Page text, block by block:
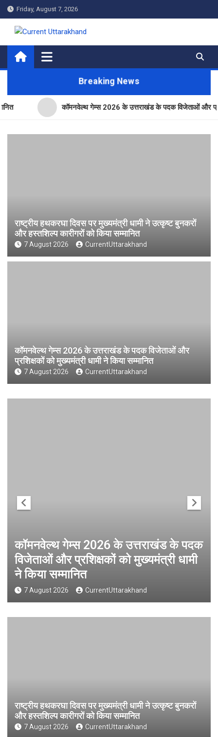
Skip
to
content
Friday, August 7, 2026
Current Uttarakhand
Breaking News
कॉमनवेल्थ गेम्स 2026 के उत्तराखंड के पदक विजेताओं और प्रशिक्षकों को
राष्ट्रीय हथकरघा दिवस पर मुख्यमंत्री धामी ने उत्कृष्ट बुनकरों
और हस्तशिल्प कारीगरों को किया सम्मानित
7 August 2026 CurrentUttarakhand
कॉमनवेल्थ गेम्स 2026 के उत्तराखंड के पदक विजेताओं और
प्रशिक्षकों को मुख्यमंत्री धामी ने किया सम्मानित
7 August 2026 CurrentUttarakhand
कॉमनवेल्थ गेम्स 2026 के उत्तराखंड के पदक
विजेताओं और प्रशिक्षकों को मुख्यमंत्री धामी
ने किया सम्मानित
7 August 2026 CurrentUttarakhand
राष्ट्रीय हथकरघा दिवस पर मुख्यमंत्री धामी ने उत्कृष्ट बुनकरों
और हस्तशिल्प कारीगरों को किया सम्मानित
7 August 2026 CurrentUttarakhand